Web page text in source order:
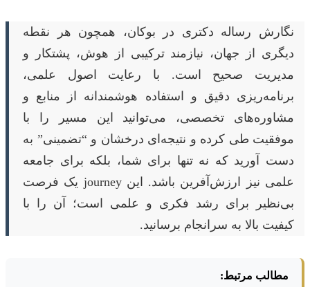
نگارش رساله دکتری در بوکان، همچون هر نقطه
دیگری از جهان، نیازمند ترکیبی از هوش، پشتکار و
مدیریت صحیح است. با رعایت اصول علمی،
برنامه‌ریزی دقیق و استفاده هوشمندانه از منابع و
مشاوره‌های تخصصی، می‌توانید این مسیر را با
موفقیت طی کرده و نتیجه‌ای درخشان و “تضمینی” به
دست آورید که نه تنها برای شما، بلکه برای جامعه
علمی نیز ارزش‌آفرین باشد. این journey یک فرصت
بی‌نظیر برای رشد فکری و علمی است؛ آن را با
کیفیت بالا به سرانجام برسانید.
مطالب مرتبط: